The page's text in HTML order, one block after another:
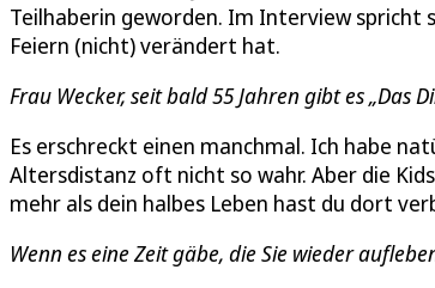
Teilhaberin geworden. Im Interview spricht
Feiern (nicht) verändert hat.
Frau Wecker, seit bald 55 Jahren gibt es „Das
Es erschreckt einen manchmal. Ich habe
Altersdistanz oft nicht so wahr. Aber die
mehr als dein halbes Leben hast du dort
Wenn es eine Zeit gäbe, die Sie wieder